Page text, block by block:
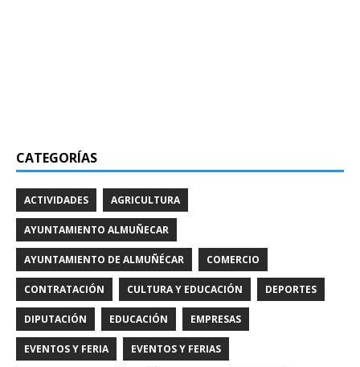
CATEGORÍAS
ACTIVIDADES AGRICULTURA
AYUNTAMIENTO ALMUÑECAR
AYUNTAMIENTO DE ALMUÑÉCAR COMERCIO
CONTRATACIÓN CULTURA Y EDUCACIÓN DEPORTES
DIPUTACIÓN EDUCACIÓN EMPRESAS
EVENTOS Y FERIA EVENTOS Y FERIAS